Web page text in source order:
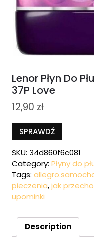
Lenor Płyn Do
37P Love
12,90 zł
SPRAWDŹ
SKU: 34d860f6c081
Category: Płyny do
Tags:
pieczenia,jak
upominki
Description